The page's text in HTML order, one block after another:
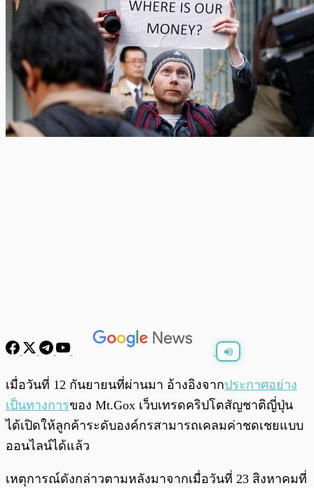
พร้อมเล่น 0:00
เมื่อวันที่ 12 กันยายนที่ผ่านมา อ้างอิงจากประกาศอย่าง
เป็นทางการของ Mt.Gox เว็บเทรดคริปโตสัญชาติญี่ปุ่น
ได้เปิดให้ลูกค้าระดับองค์กรสามารถเคลมค่าชดเชยแบบ
ออนไลน์ได้แล้ว
เหตุการณ์ดังกล่าวตามหลังมาจากเมื่อวันที่ 23 สิงหาคมที่